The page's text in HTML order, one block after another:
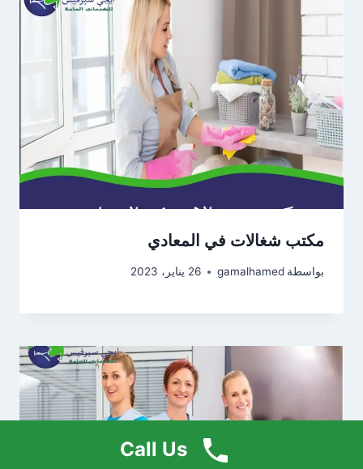
مكتب شغالات في المعادي
بواسطة gamalhamed 26 يناير، 2023
Call Us